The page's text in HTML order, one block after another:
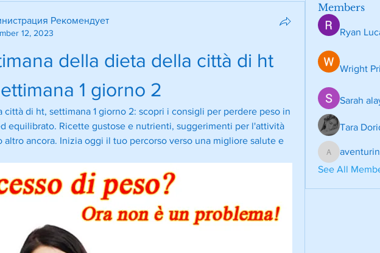
Рекомендует
12, 2023
della dieta della città di ht
1 giorno 2
città di ht, settimana 1 giorno 2: scopri i consigli per perdere peso in
equilibrato. Ricette gustose e nutrienti, suggerimenti per l'attività
altro ancora. Inizia oggi il tuo percorso verso una migliore salute e
Members
Ryan
Wright
Sarah
Tara
aventurinele
See All